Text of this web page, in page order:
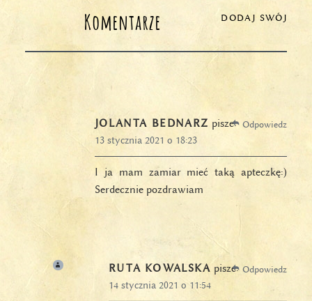
Komentarze DODAJ SWÓJ
JOLANTA BEDNARZ pisze:
13 stycznia 2021 o 18:23
I ja mam zamiar mieć taką apteczkę:)
Serdecznie pozdrawiam
Odpowiedz
RUTA KOWALSKA pisze:
14 stycznia 2021 o 11:54
Odpowiedz